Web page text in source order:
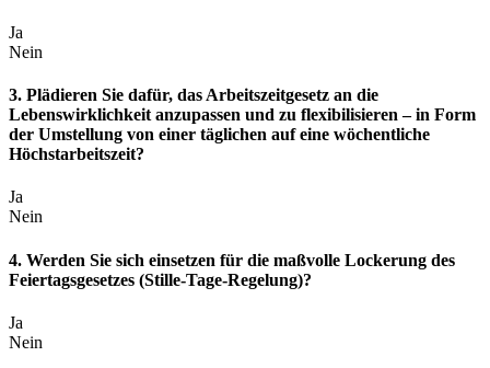
Ja
Nein
3. Plädieren Sie dafür, das Arbeitszeitgesetz an die
Lebenswirklichkeit anzupassen und zu flexibilisieren – in Form
der Umstellung von einer täglichen auf eine wöchentliche
Höchstarbeitszeit?
Ja
Nein
4. Werden Sie sich einsetzen für die maßvolle Lockerung des
Feiertagsgesetzes (Stille-Tage-Regelung)?
Ja
Nein